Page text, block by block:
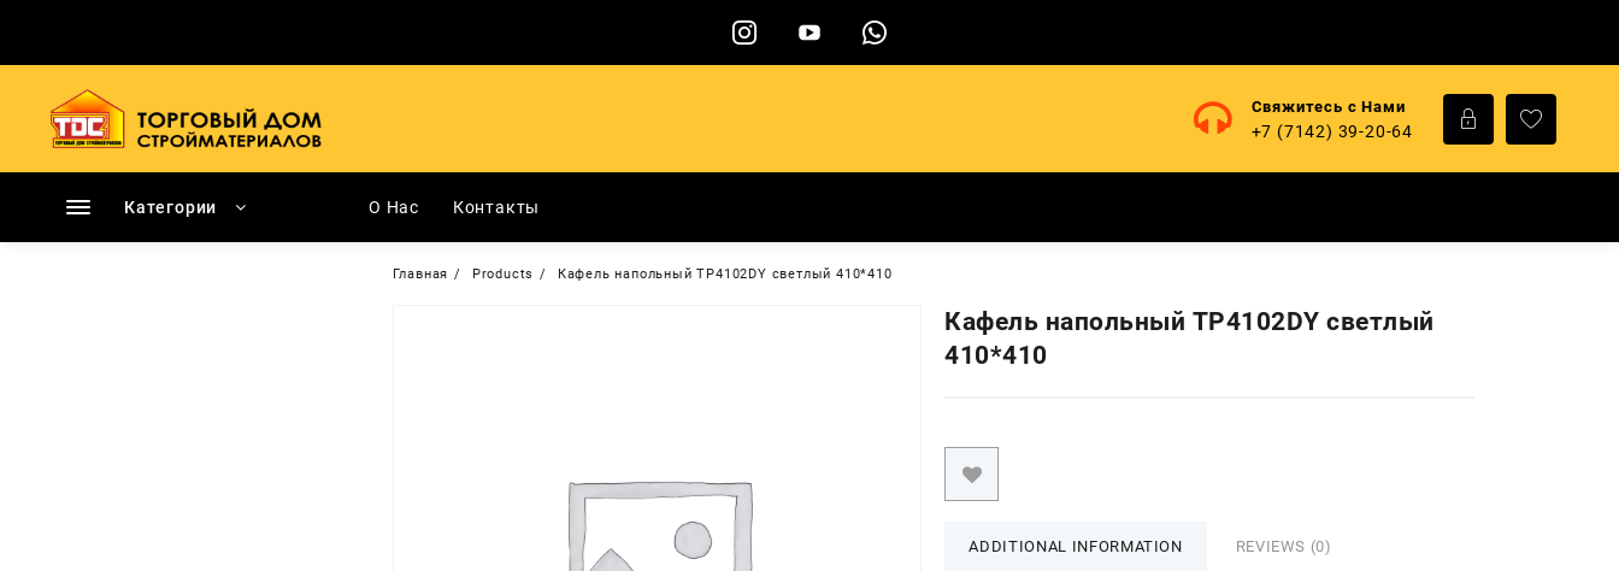
содержимому
Свяжитесь с Нами
+7 (7142) 39-20-64
Категории О Нас Контакты
Главная Products Кафель напольный TP4102DY светлый 410*410
Кафель напольный TP4102DY светлый
410*410
ADDITIONAL INFORMATION REVIEWS (0)